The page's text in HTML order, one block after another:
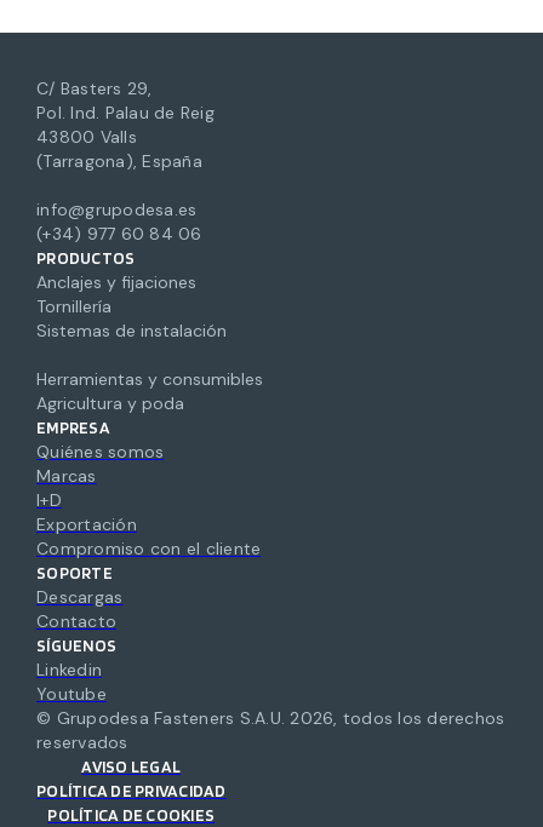
C/ Basters 29,
Pol. Ind. Palau de Reig
43800 Valls
(Tarragona), España
info@grupodesa.es
(+34) 977 60 84 06
PRODUCTOS
Anclajes y fijaciones
Tornillería
Sistemas de instalación
Herramientas y consumibles
Agricultura y poda
EMPRESA
Quiénes somos
Marcas
I+D
Exportación
Compromiso con el cliente
SOPORTE
Descargas
Contacto
SÍGUENOS
Linkedin
Youtube
© Grupodesa Fasteners S.A.U. 2026, todos los derechos
reservados
AVISO LEGAL
POLÍTICA DE PRIVACIDAD
POLÍTICA DE COOKIES